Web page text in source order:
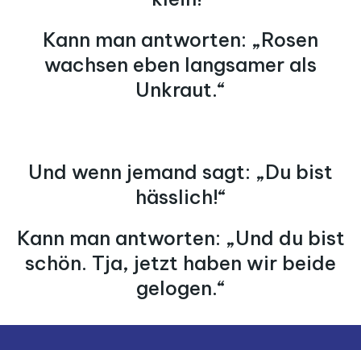
Kann man antworten: „Rosen
wachsen eben langsamer als
Unkraut.“
Und wenn jemand sagt: „Du bist
hässlich!“
Kann man antworten: „Und du bist
schön. Tja, jetzt haben wir beide
gelogen.“